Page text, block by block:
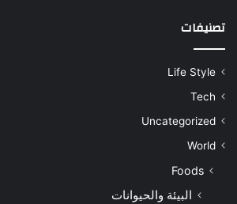
تصنيفات
Life Style
Tech
Uncategorized
World
Foods
البيئة والحيوانات